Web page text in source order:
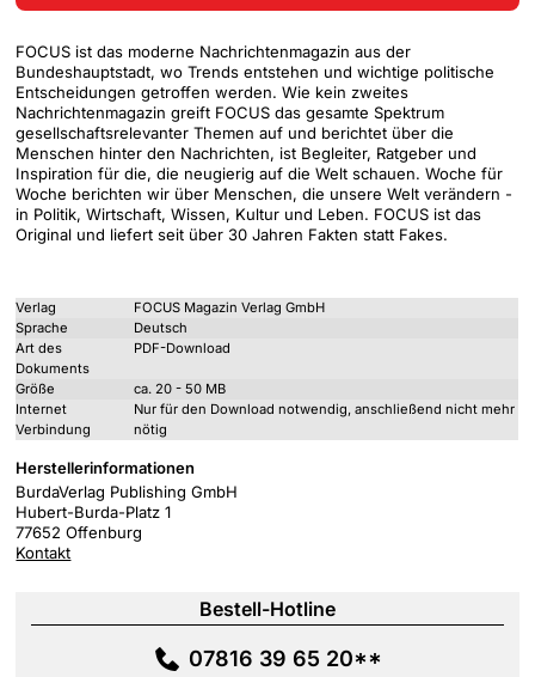
FOCUS ist das moderne Nachrichtenmagazin aus der
Bundeshauptstadt, wo Trends entstehen und wichtige politische
Entscheidungen getroffen werden. Wie kein zweites
Nachrichtenmagazin greift FOCUS das gesamte Spektrum
gesellschaftsrelevanter Themen auf und berichtet über die
Menschen hinter den Nachrichten, ist Begleiter, Ratgeber und
Inspiration für die, die neugierig auf die Welt schauen. Woche für
Woche berichten wir über Menschen, die unsere Welt verändern -
in Politik, Wirtschaft, Wissen, Kultur und Leben. FOCUS ist das
Original und liefert seit über 30 Jahren Fakten statt Fakes.
Verlag
FOCUS Magazin Verlag GmbH
Sprache
Deutsch
Art des
Dokuments
PDF-Download
Größe
ca. 20 - 50 MB
Internet
Verbindung
Nur für den Download notwendig, anschließend nicht mehr
nötig
Herstellerinformationen
BurdaVerlag Publishing GmbH
Hubert-Burda-Platz 1
77652 Offenburg
Kontakt
Bestell-Hotline
07816 39 65 20**